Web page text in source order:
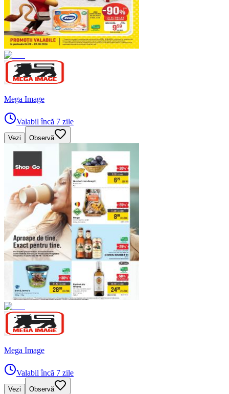
Mega Image
Valabil încă 7 zile
Vezi Observă
Mega Image
Valabil încă 7 zile
Vezi Observă